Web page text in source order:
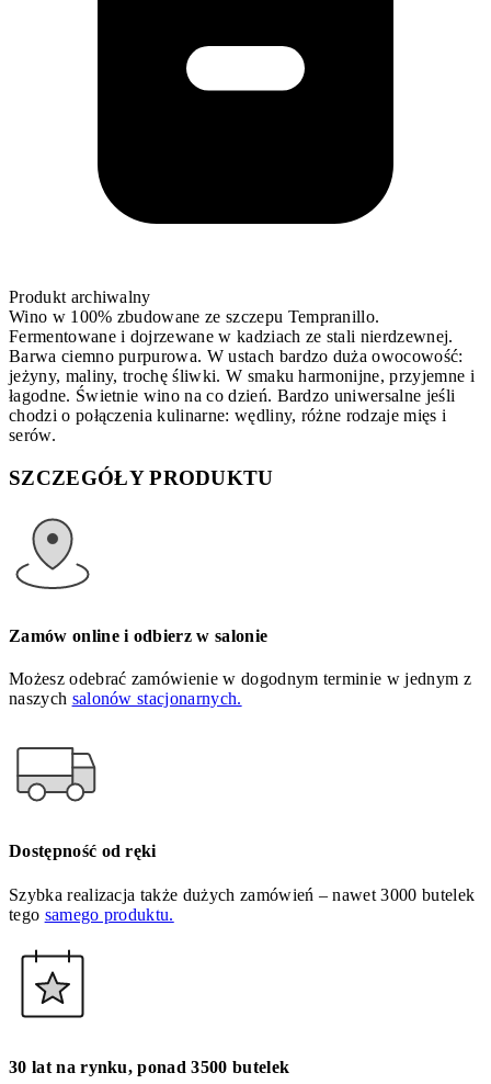
Produkt archiwalny
Wino w 100% zbudowane ze szczepu Tempranillo.
Fermentowane i dojrzewane w kadziach ze stali nierdzewnej.
Barwa ciemno purpurowa. W ustach bardzo duża owocowość:
jeżyny, maliny, trochę śliwki. W smaku harmonijne, przyjemne i
łagodne. Świetnie wino na co dzień. Bardzo uniwersalne jeśli
chodzi o połączenia kulinarne: wędliny, różne rodzaje mięs i
serów.
SZCZEGÓŁY PRODUKTU
Zamów online i odbierz w salonie
Możesz odebrać zamówienie w dogodnym terminie w jednym z
naszych salonów stacjonarnych.
Dostępność od ręki
Szybka realizacja także dużych zamówień – nawet 3000 butelek
tego samego produktu.
30 lat na rynku, ponad 3500 butelek